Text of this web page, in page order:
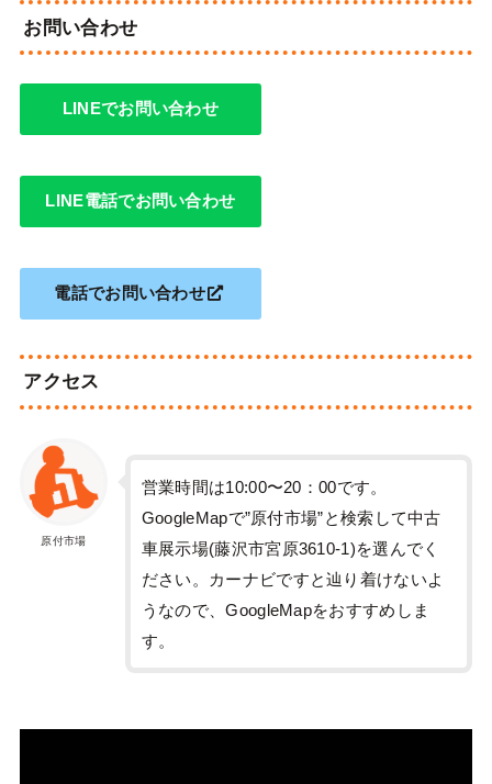
お問い合わせ
LINEでお問い合わせ
LINE電話でお問い合わせ
電話でお問い合わせ
アクセス
原付市場
営業時間は10:00〜20：00です。
GoogleMapで”原付市場”と検索して中古
車展示場(藤沢市宮原3610-1)を選んでく
ださい。カーナビですと辿り着けないよ
うなので、GoogleMapをおすすめしま
す。